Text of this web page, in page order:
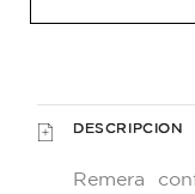
DESCRIPCION
Remera